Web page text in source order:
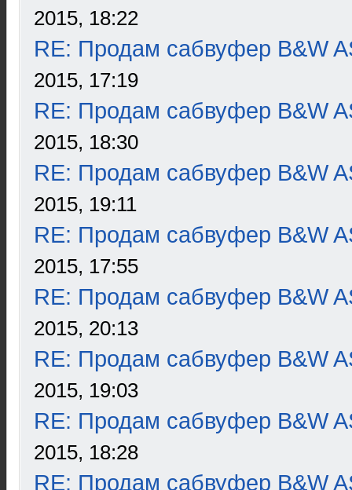
2015, 18:22
RE: Продам сабвуфер B&W
2015, 17:19
RE: Продам сабвуфер B&W
2015, 18:30
RE: Продам сабвуфер B&W
2015, 19:11
RE: Продам сабвуфер B&W
2015, 17:55
RE: Продам сабвуфер B&W
2015, 20:13
RE: Продам сабвуфер B&W
2015, 19:03
RE: Продам сабвуфер B&W
2015, 18:28
RE: Продам сабвуфер B&W